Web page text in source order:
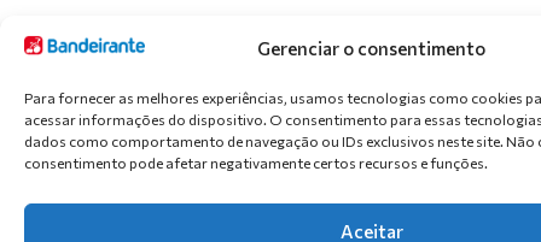
Gerenciar o consentimento
Para fornecer as melhores experiências, usamos tecnologias como cookies
acessar informações do dispositivo. O consentimento para essas
dados como comportamento de navegação ou IDs exclusivos neste site.
consentimento pode afetar negativamente certos recursos e funções.
Aceitar